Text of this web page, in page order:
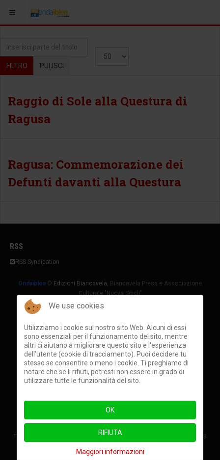
Inserisci parte del titolo
FILTRO PULISCI
Visualizza #
Raggio di Sole alla Questura di
Ragusa
Ragusa: Commemorazione dei
Defunti davanti alla Questura
RSS
RSS Syndication
Ondaiblea © Edizioni Biancavela, Biancavela Press e Associazione
Culturale "Nuova Scicli"
Direttore Responsabile
Direttore EditorialeSalvo Micciché
Coordinamento Marco Iannizzotto
Privacy (GDPR) ::Condizioni
press @ biancavela.it
Testata giornalistica registrata presso il Tribunale di Ragusa n. 8 del 18
Impresa Editoriale iscritta al R.O.C. al numero 17697
We use cookies
Utilizziamo i cookie sul nostro sito Web. Alcuni di essi
sono essenziali per il funzionamento del sito, mentre
altri ci aiutano a migliorare questo sito e l'esperienza
dell'utente (cookie di tracciamento). Puoi decidere tu
stesso se consentire o meno i cookie. Ti preghiamo di
notare che se li rifiuti, potresti non essere in grado di
utilizzare tutte le funzionalità del sito.
OK
RIFIUTA
Maggiori informazioni